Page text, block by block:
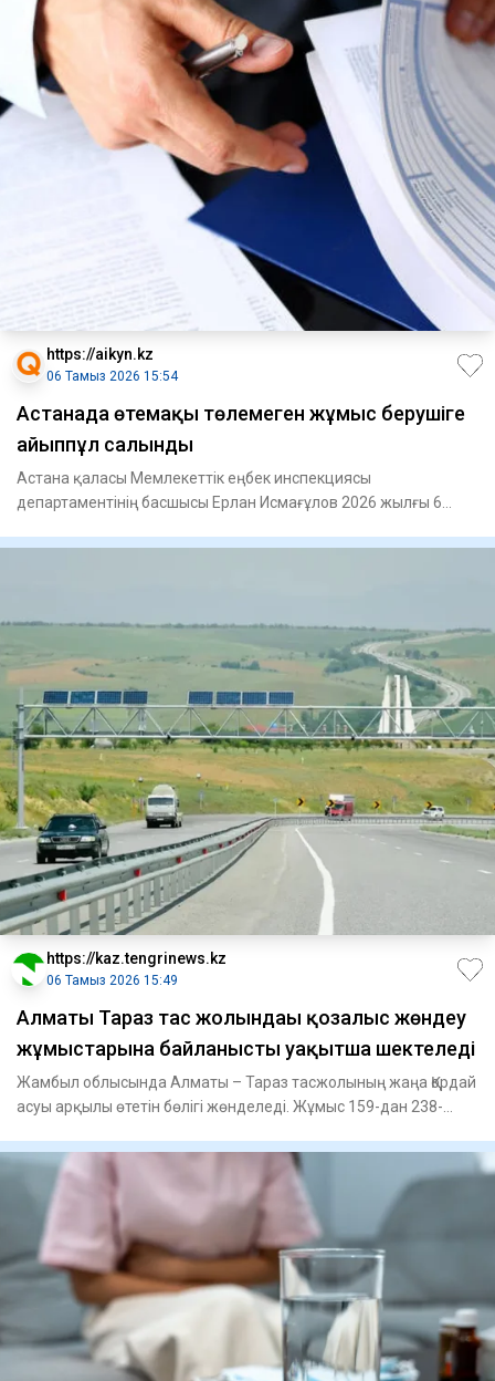
https://aikyn.kz
06 Тамыз 2026 15:54
Астанада өтемақы төлемеген жұмыс берушіге
айыппұл салынды
Астана қаласы Мемлекеттік еңбек инспекциясы
департаментінің басшысы Ерлан Исмағұлов 2026 жылғы 6
https://kaz.tengrinews.kz
06 Тамыз 2026 15:49
Алматы Тараз тас жолындағы қозғалыс жөндеу
жұмыстарына байланысты уақытша шектеледі
Жамбыл облысында Алматы – Тараз тасжолының жаңа Қордай
асуы арқылы өтетін бөлігі жөнделеді. Жұмыс 159-дан 238-